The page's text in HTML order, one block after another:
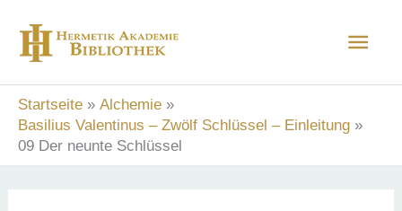
Inhalt
springen
Startseite
Alchemie
Basilius Valentinus – Zwölf Schlüssel – Einleitung
09 Der neunte Schlüssel